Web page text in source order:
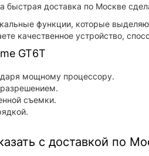
быстрая доставка по Москве
функции, которые
качественное устройство,
GT6T
мощному процессору.
съемки.
с доставкой по